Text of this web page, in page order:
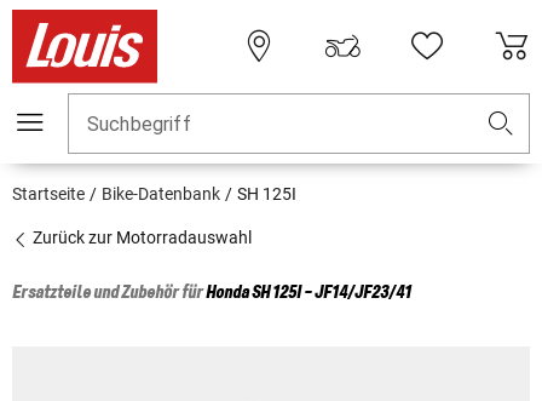
Suchbegriff
Startseite Bike-Datenbank SH 125I
Zurück zur Motorradauswahl
Ersatzteile und Zubehör fürHondaSH 125I - JF14/JF23/41